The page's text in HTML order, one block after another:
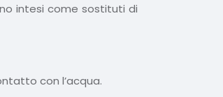
intesi come sostituti di
con l’acqua.